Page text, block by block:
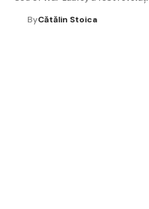
ByCătălin Stoica